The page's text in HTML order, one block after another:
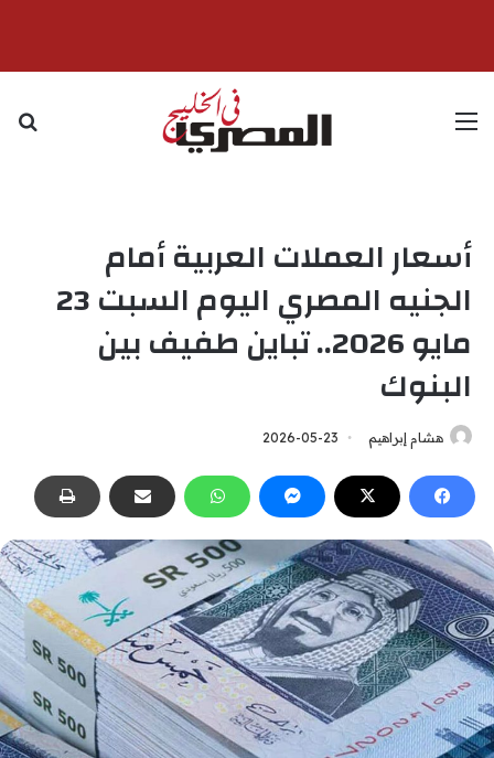
القائمة
أسعار العملات العربية أمام
الجنيه المصري اليوم السبت 23
مايو 2026.. تباين طفيف بين
البنوك
هشام إبراهيم 2026-05-23